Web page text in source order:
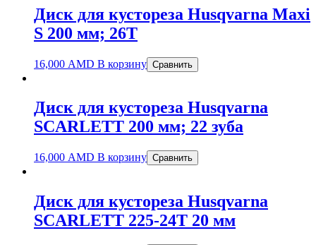
Диск для кустореза Husqvarna Maxi
S 200 мм; 26Т
16,000 AMD В корзину Сравнить
Диск для кустореза Husqvarna
SCARLETT 200 мм; 22 зуба
16,000 AMD В корзину Сравнить
Диск для кустореза Husqvarna
SCARLETT 225-24Т 20 мм